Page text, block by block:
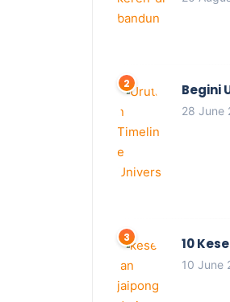
Begini
28 June
10
10 June